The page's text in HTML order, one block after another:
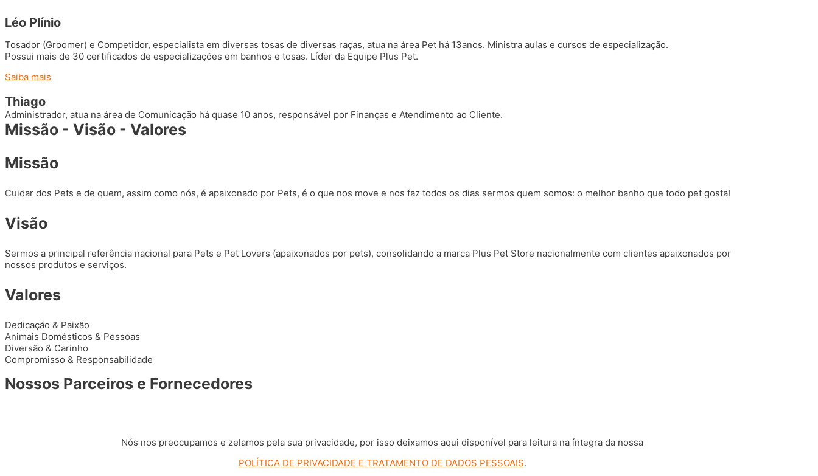
Léo Plínio
Tosador (Groomer) e Competidor, especialista em diversas tosas de diversas raças, atua na área Pet há 13anos. Ministra aulas e cursos de especialização.
Possui mais de 30 certificados de especializações em banhos e tosas. Líder da Equipe Plus Pet.
Saiba mais
Thiago
Administrador, atua na área de Comunicação há quase 10 anos, responsável por Finanças e Atendimento ao Cliente.
Missão - Visão - Valores
Missão
Cuidar dos Pets e de quem, assim como nós, é apaixonado por Pets, é o que nos move e nos faz todos os dias sermos quem somos: o melhor banho que todo pet gosta!
Visão
Sermos a principal referência nacional para Pets e Pet Lovers (apaixonados por pets), consolidando a marca Plus Pet Store nacionalmente com clientes apaixonados por
nossos produtos e serviços.
Valores
Dedicação & Paixão
Animais Domésticos & Pessoas
Diversão & Carinho
Compromisso & Responsabilidade
Nossos Parceiros e Fornecedores
Nós nos preocupamos e zelamos pela sua privacidade, por isso deixamos aqui disponível para leitura na íntegra da nossa
POLÍTICA DE PRIVACIDADE E TRATAMENTO DE DADOS PESSOAIS.